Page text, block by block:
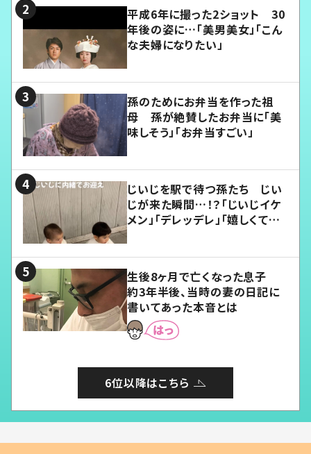
平成6年に撮った2ショット 30
年後の姿に…「美男美女」「こん
な夫婦になりたい」
孫のためにお弁当を作った祖
母 孫が絶賛したお弁当に「美
味しそう」「お弁当すごい」
じいじを駅で待つ孫たち じい
じが来た瞬間…！？「じいじイケ
メン」「デレッデレ」「嬉しくて可
生後8ヶ月で亡くなった息子
約3年半後、当時の妻の日記に
書いてあった本音とは
6位以降はこちら